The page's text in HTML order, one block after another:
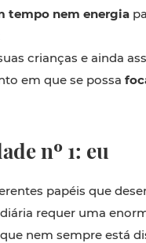
tempo nem energia
crianças e ainda
em que se possa
nº 1: eu
papéis que
requer uma
nem sempre está